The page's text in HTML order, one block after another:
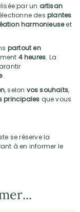
par un artisan
desplantes
harmonieuseet
partout en
4 heures. La
.
, selon vos souhaits,
principales que vous
se réserve la
à en informer le